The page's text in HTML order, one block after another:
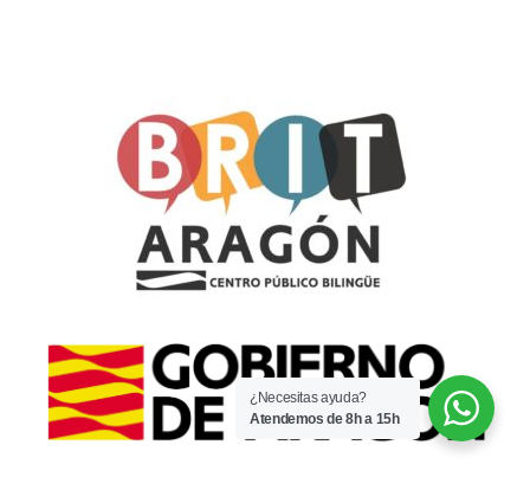
¿Necesitas ayuda?
Atendemos de 8h a 15h